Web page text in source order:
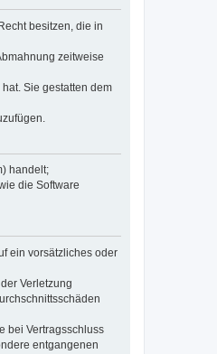
besitzen, die in
zeitweise
Sie gestatten dem
handelt;
die Software
ein vorsätzliches oder
Verletzung
bei Vertragsschluss
entgangenen